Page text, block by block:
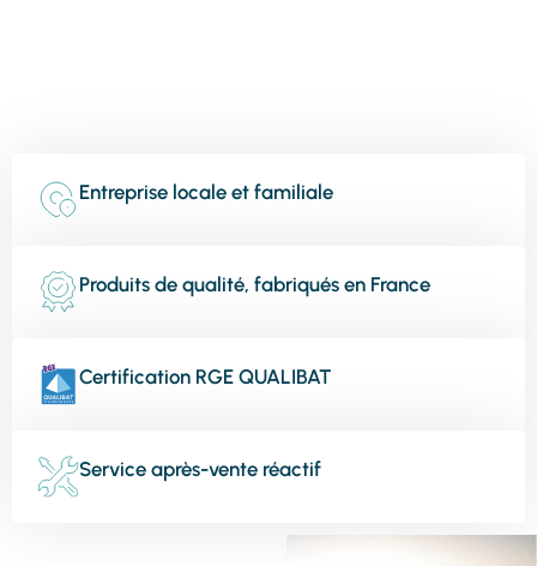
Entreprise locale et familiale
Produits de qualité, fabriqués en France
Certification RGE QUALIBAT
Service après-vente réactif